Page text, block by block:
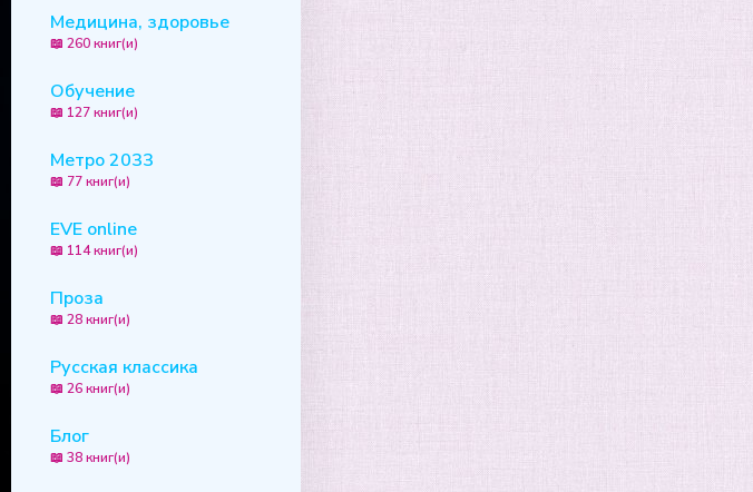
Медицина, здоровье
📖 260 книг(и)
Обучение
📖 127 книг(и)
Метро 2033
📖 77 книг(и)
EVE online
📖 114 книг(и)
Проза
📖 28 книг(и)
Русская классика
📖 26 книг(и)
Блог
📖 38 книг(и)